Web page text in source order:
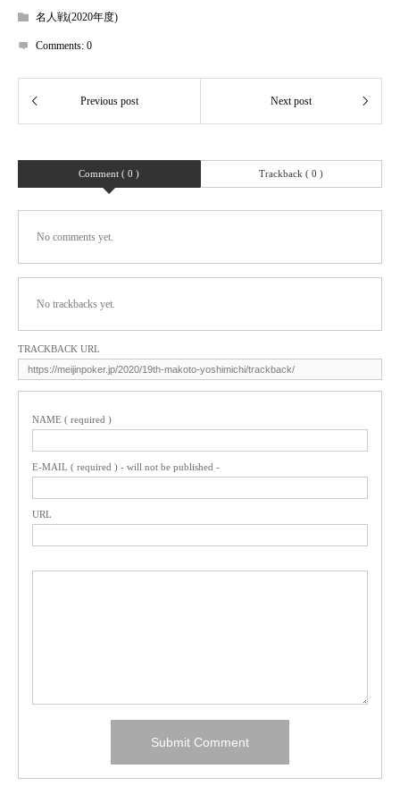
名人戦(2020年度)
Comments: 0
Comment ( 0 ) Trackback ( 0 )
No comments yet.
No trackbacks yet.
TRACKBACK URL
NAME ( required )
E-MAIL ( required ) - will not be published -
URL